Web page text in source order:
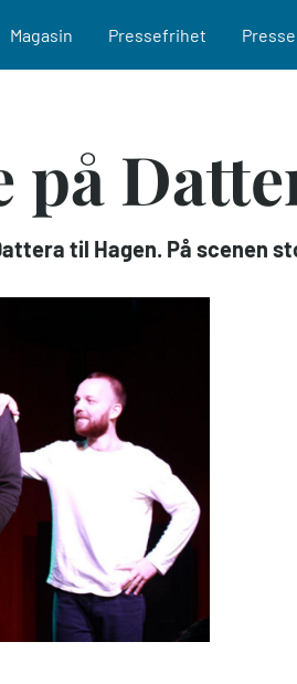
Magasin Pressefrihet
på
til Hagen. På scenen